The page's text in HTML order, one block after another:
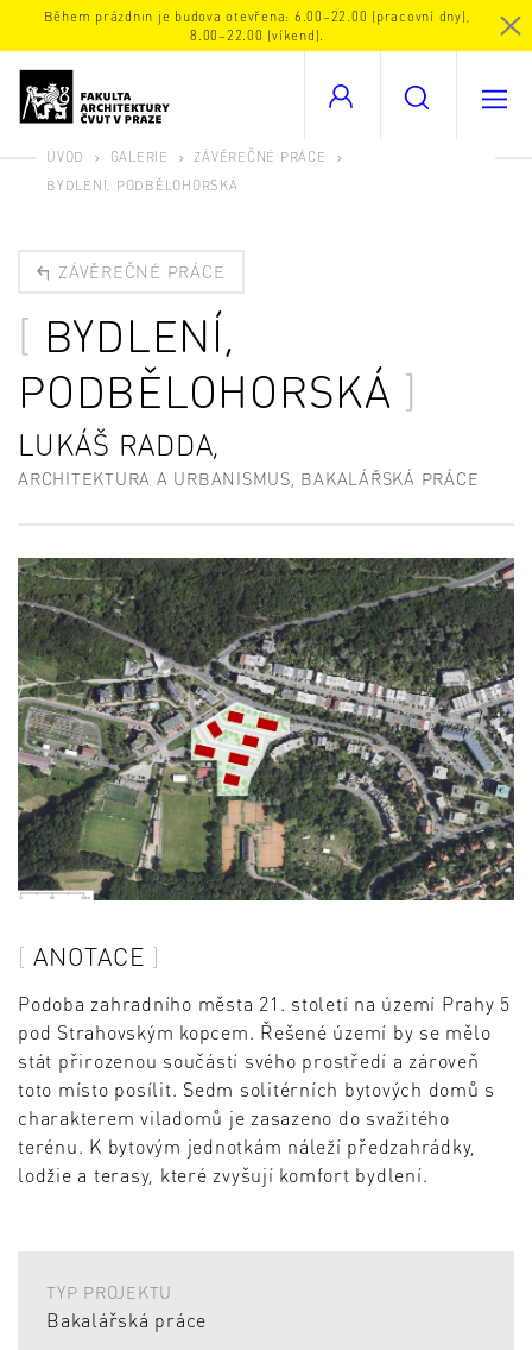
Během prázdnin je budova otevřena: 6.00–22.00 (pracovní dny),
8.00–22.00 (víkend).
ÚVOD GALERIE
ZÁVĚREČNÉ PRÁCE
BYDLENÍ, PODBĚLOHORSKÁ
ZÁVĚREČNÉ PRÁCE
BYDLENÍ,
PODBĚLOHORSKÁ
LUKÁŠ RADDA,
ARCHITEKTURA A URBANISMUS, BAKALÁŘSKÁ PRÁCE
ANOTACE
Podoba zahradního města 21. století na území Prahy 5
pod Strahovským kopcem. Řešené území by se mělo
stát přirozenou součástí svého prostředí a zároveň
toto místo posílit. Sedm solitérních bytových domů s
charakterem viladomů je zasazeno do svažitého
terénu. K bytovým jednotkám náleží předzahrádky,
lodžie a terasy, které zvyšují komfort bydlení.
TYP PROJEKTU
Bakalářská práce